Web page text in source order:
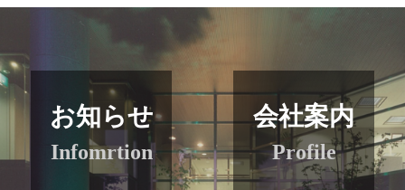
お知らせ
Infomrtion
会社案内
Profile